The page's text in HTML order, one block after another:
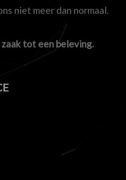
niet meer dan normaal.
zaak tot een beleving.